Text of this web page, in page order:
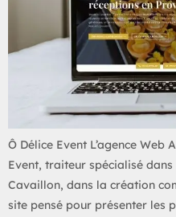
Ô Délice Event L’agence
Event, traiteur spécialisé dans
Cavaillon, dans la création
site pensé pour présenter les